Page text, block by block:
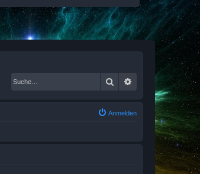
Suche Erweiterte Suche
Anmelden